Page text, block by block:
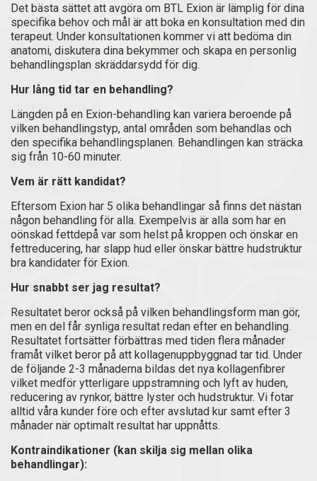
Det bästa sättet att avgöra om BTL Exion är lämplig för dina
specifika behov och mål är att boka en konsultation med din
terapeut. Under konsultationen kommer vi att bedöma din
anatomi, diskutera dina bekymmer och skapa en personlig
behandlingsplan skräddarsydd för dig.
Hur lång tid tar en behandling?
Längden på en Exion-behandling kan variera beroende på
vilken behandlingstyp, antal områden som behandlas och
den specifika behandlingsplanen. Behandlingen kan sträcka
sig från 10-60 minuter.
Vem är rätt kandidat?
Eftersom Exion har 5 olika behandlingar så finns det nästan
någon behandling för alla. Exempelvis är alla som har en
oönskad fettdepå var som helst på kroppen och önskar en
fettreducering, har slapp hud eller önskar bättre hudstruktur
bra kandidater för Exion.
Hur snabbt ser jag resultat?
Resultatet beror också på vilken behandlingsform man gör,
men en del får synliga resultat redan efter en behandling.
Resultatet fortsätter förbättras med tiden flera månader
framåt vilket beror på att kollagenuppbyggnad tar tid. Under
de följande 2-3 månaderna bildas det nya kollagenfibrer
vilket medför ytterligare uppstramning och lyft av huden,
reducering av rynkor, bättre lyster och hudstruktur. Vi fotar
alltid våra kunder före och efter avslutad kur samt efter 3
månader när optimalt resultat har uppnåtts.
Kontraindikationer (kan skilja sig mellan olika
behandlingar):